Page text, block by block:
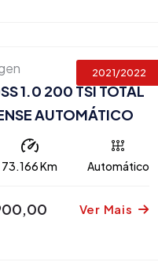
2021/2022
1.0 200 TSI TOTAL
AUTOMÁTICO
73.166 Km Automático
Ver Mais